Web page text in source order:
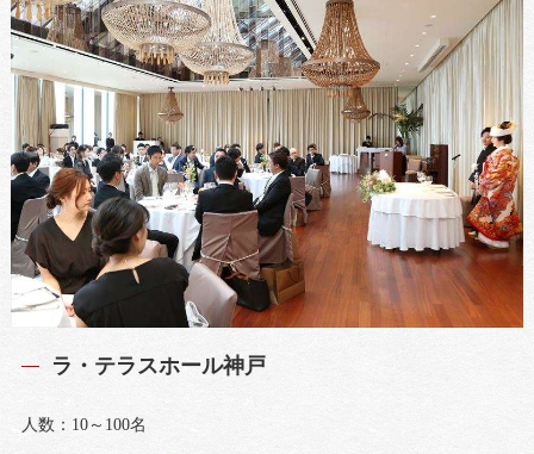
ラ・テラスホール神戸
人数：10～100名